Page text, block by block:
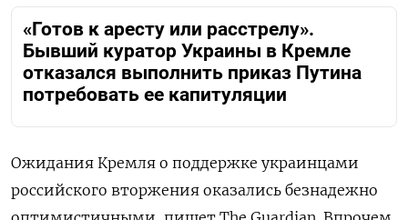
«Готов к аресту или расстрелу».
Бывший куратор Украины в Кремле
отказался выполнить приказ Путина
потребовать ее капитуляции
Ожидания Кремля о поддержке украинцами
российского вторжения оказались безнадежно